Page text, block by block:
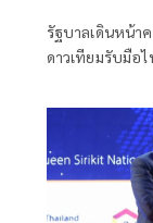
รัฐบาลเดินหน้า
ดาวเทียมรับมือ